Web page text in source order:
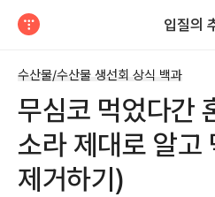
입질의
수산물/수산물 생선회 상식 백과
무심코 먹었다간
소라 제대로 알고
제거하기)